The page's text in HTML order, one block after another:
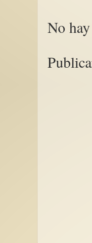
No